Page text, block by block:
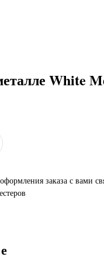
White
заказа с вами